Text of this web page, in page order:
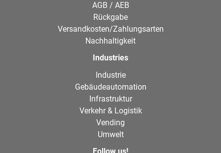
AGB / AEB
Rückgabe
Versandkosten/Zahlungsarten
Nachhaltigkeit
Industries
Industrie
Gebäudeautomation
Infrastruktur
Verkehr & Logistik
Vending
Umwelt